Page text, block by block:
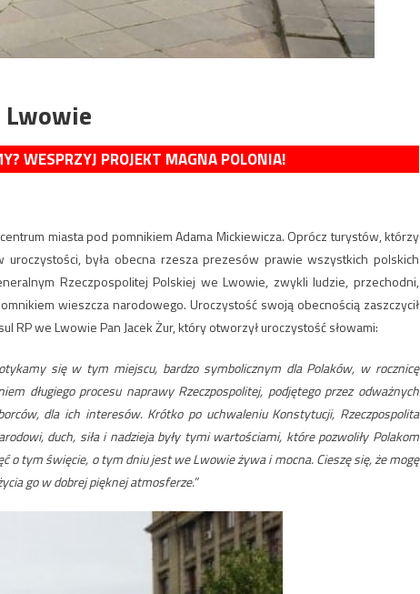
WESPRZYJ PROJEKT MAGNA POLONIA!
miasta pod pomnikiem Adama Mickiewicza. Oprócz turystów, którzy
była obecna rzesza prezesów prawie wszystkich polskich
Rzeczpospolitej Polskiej we Lwowie, zwykli ludzie, przechodni,
wieszcza narodowego. Uroczystość swoją obecnością zaszczycił
we Lwowie Pan Jacek Żur, który otworzył uroczystość słowami:
się w tym miejscu, bardzo symbolicznym dla Polaków, w rocznicę
długiego procesu naprawy Rzeczpospolitej, podjętego przez odważnych
dla ich interesów. Krótko po uchwaleniu Konstytucji, Rzeczpospolita
duch, siła i nadzieja były tymi wartościami, które pozwoliły Polakom
o tym święcie, o tym dniu jest we Lwowie żywa i mocna. Cieszę się, że mogę
go w dobrej pięknej atmosferze.”